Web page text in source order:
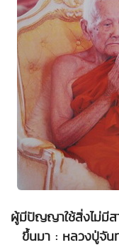
ผู้มีปัญญาใช้สิ่งไม่มีส
ขึ้นมา : หลวงปู่จัน